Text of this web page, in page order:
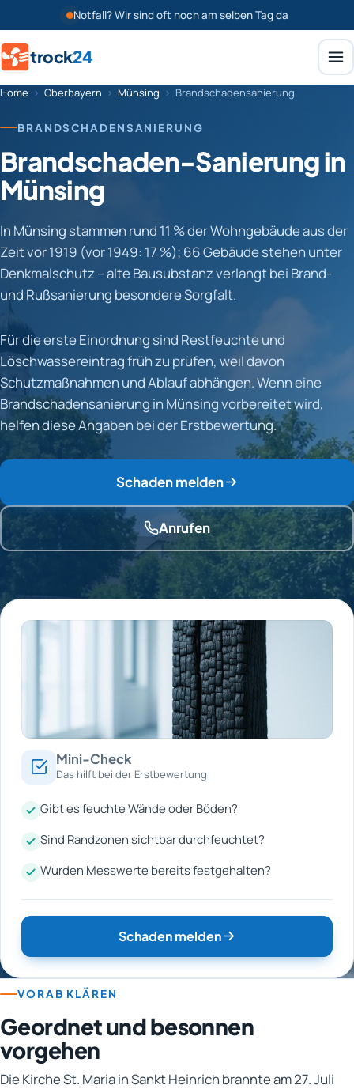
Notfall? Wir sind oft noch am selben Tag da
trock24
Home › Oberbayern › Münsing › Brandschadensanierung
BRANDSCHADENSANIERUNG
Brandschaden-Sanierung in
Münsing
In Münsing stammen rund 11 % der Wohngebäude aus der
Zeit vor 1919 (vor 1949: 17 %); 66 Gebäude stehen unter
Denkmalschutz – alte Bausubstanz verlangt bei Brand-
und Rußsanierung besondere Sorgfalt.
Für die erste Einordnung sind Restfeuchte und
Löschwassereintrag früh zu prüfen, weil davon
Schutzmaßnahmen und Ablauf abhängen. Wenn eine
Brandschadensanierung in Münsing vorbereitet wird,
helfen diese Angaben bei der Erstbewertung.
Schaden melden
Anrufen
Mini-Check
Das hilft bei der Erstbewertung
Gibt es feuchte Wände oder Böden?
Sind Randzonen sichtbar durchfeuchtet?
Wurden Messwerte bereits festgehalten?
Schaden melden
VORAB KLÄREN
Geordnet und besonnen
vorgehen
Die Kirche St. Maria in Sankt Heinrich brannte am 27. Juli